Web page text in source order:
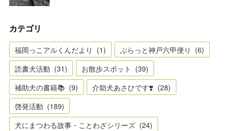
カテゴリ
福岡っこアルくんだより (1) ぶらっと神戸六甲便り (6)
読書犬活動 (31) お散歩スポット (39)
補助犬の書籍📚 (9) 介助犬あさひです❣️ (28)
啓発活動 (189)
犬にまつわる故事・ことわざシリーズ (24)